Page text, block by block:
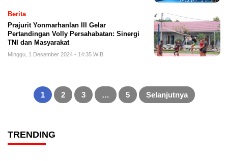
Berita
Prajurit Yonmarhanlan III Gelar
Pertandingan Volly Persahabatan: Sinergi
TNI dan Masyarakat
Minggu, 1 Desember 2024 - 14:35 WIB
Paginasi
pos 1 2 3 … 5 Selanjutnya
TRENDING